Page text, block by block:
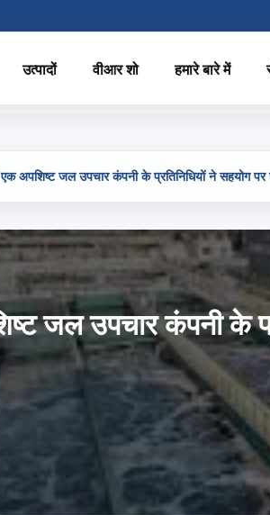
उत्पादों वीआर शो हमारे बारे में
एक अपशिष्ट जल उपचार कंपनी के प्रतिनिधियों ने सहयोग पर
जल उपचार कंपनी के